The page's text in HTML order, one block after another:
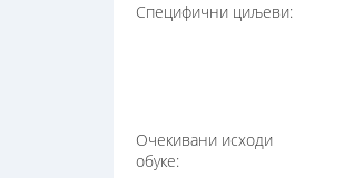
Специфични циљеви:
Очекивани исходи
обуке: